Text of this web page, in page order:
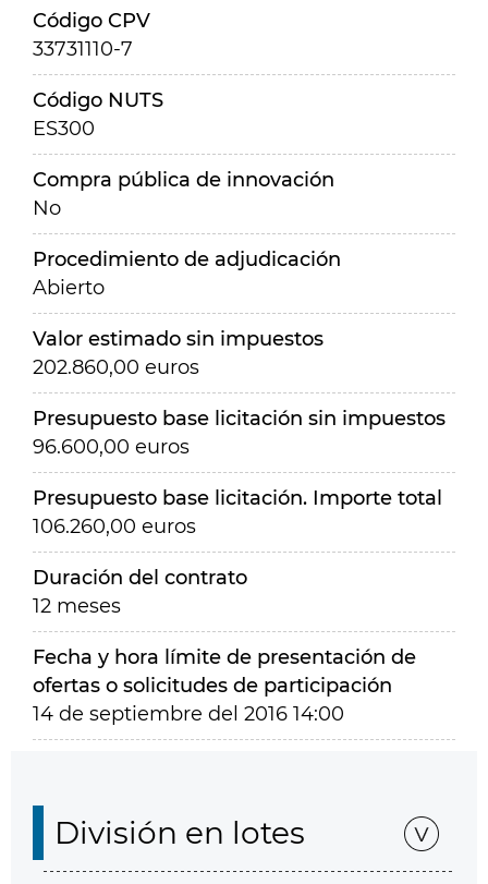
Código CPV
33731110-7
Código NUTS
ES300
Compra pública de innovación
No
Procedimiento de adjudicación
Abierto
Valor estimado sin impuestos
202.860,00 euros
Presupuesto base licitación sin impuestos
96.600,00 euros
Presupuesto base licitación. Importe total
106.260,00 euros
Duración del contrato
12 meses
Fecha y hora límite de presentación de
ofertas o solicitudes de participación
14 de septiembre del 2016 14:00
División en lotes